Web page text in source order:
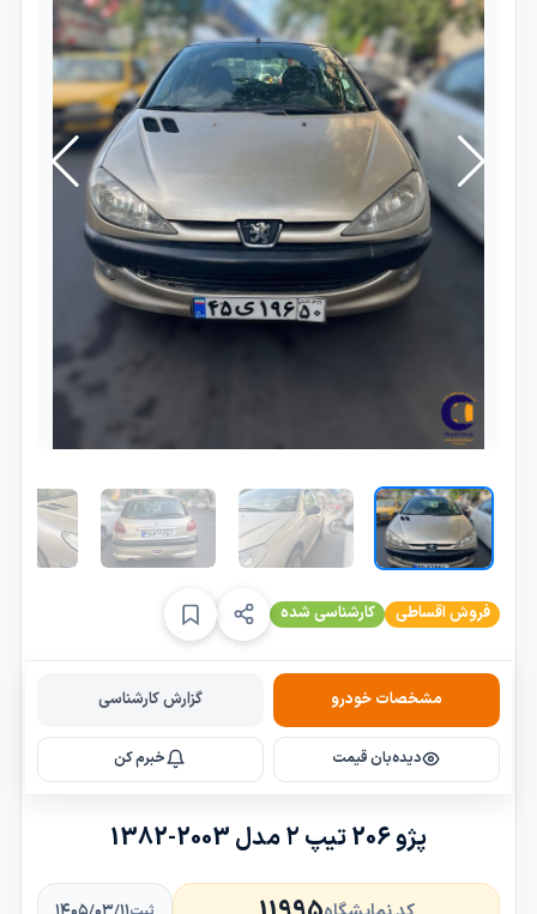
فروش اقساطی کارشناسی شده
مشخصات خودرو گزارش کارشناسی
دیده‌بان قیمت خبرم کن
پژو 206 تیپ ۲ مدل 2003-1382